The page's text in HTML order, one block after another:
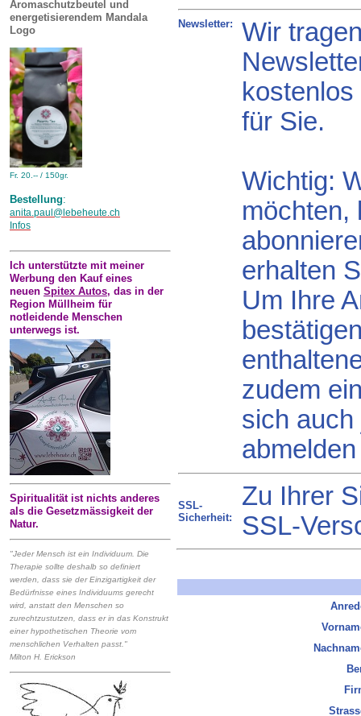
Aromaschutzbeutel und
energetisierendem Mandala
Logo
Fr. 20.-- / 150gr.
Bestellung:
anita.paul@lebeheute.ch
Infos
Ich unterstützte mit meiner
Werbung den Kauf eines
neuen Spitex Autos, das in der
Region Müllheim für
notleidende Menschen
unterwegs ist.
Spiritualität ist nichts anderes
als die Gesetzmässigkeit der
Natur.
"Jeder Mensch ist ein Individuum. Die
Therapie sollte deshalb so definiert
werden, dass sie der Einzigartigkeit der
Bedürfnisse eines Individuums gerecht
wird, anstatt den Menschen so
zurechtzustutzen, dass er in das Konstrukt
einer hypothetischen Theorie vom
menschlichen Verhalten passt."
Milton H. Erickson
Newsletter:
Wir
für Sie.
Wichtig:
möchten,
erhalten
Um Ihre
zudem
sich
SSL-
Sicherheit:
Zu Ihrer
SSL-